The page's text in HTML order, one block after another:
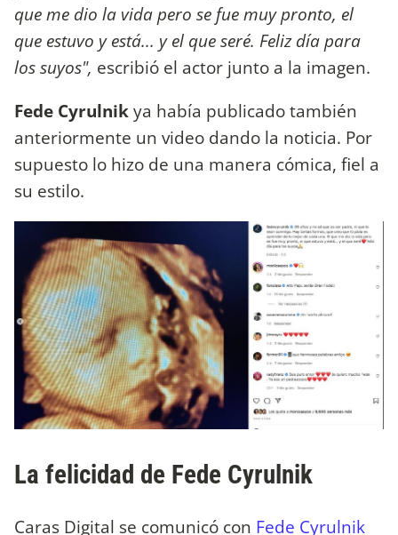
que me dio la vida pero se fue muy pronto, el
que estuvo y está... y el que seré. Feliz día para
los suyos", escribió el actor junto a la imagen.
Fede Cyrulnikya había publicado también
anteriormente un video dando la noticia. Por
supuesto lo hizo de una manera cómica, fiel a
su estilo.
La felicidad de Fede Cyrulnik
Caras Digital se comunicó con Fede Cyrulnik